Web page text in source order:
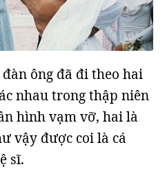
ông đã đi theo hai
nhau trong thập niên
hình vạm vỡ, hai là
vậy được coi là cá
sĩ.